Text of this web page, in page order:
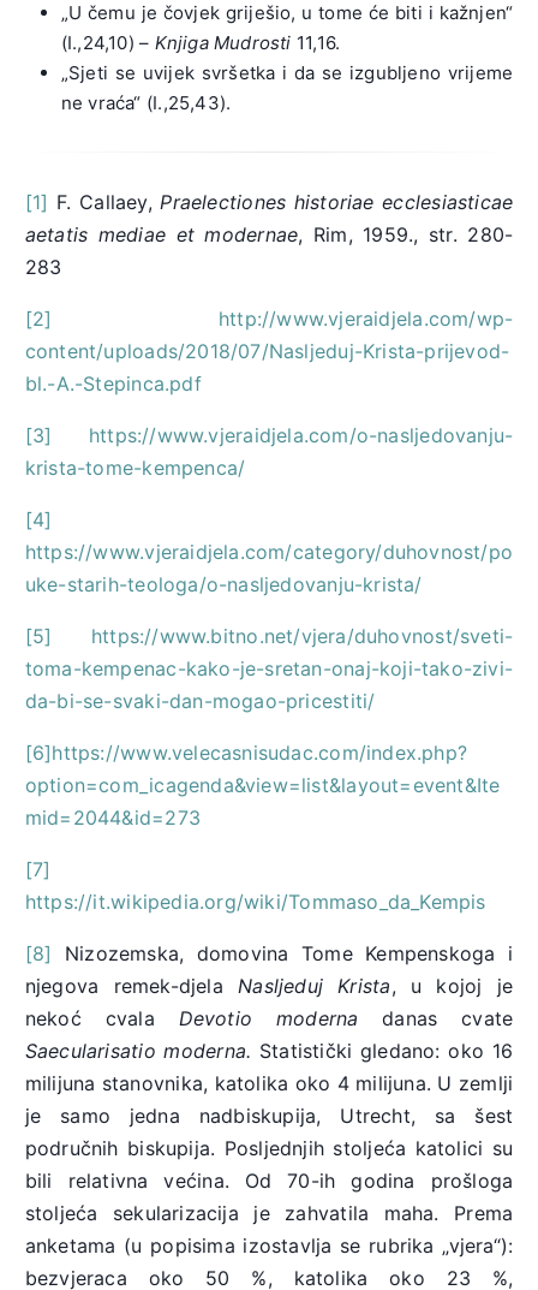
„U čemu je čovjek griješio, u tome će biti i kažnjen“
(I.,24,10) – Knjiga Mudrosti 11,16.
„Sjeti se uvijek svršetka i da se izgubljeno vrijeme
ne vraća“ (I.,25,43).
[1] F. Callaey,Praelectiones historiae ecclesiasticae
aetatis mediae et modernae, Rim, 1959., str. 280-
283
[2]
http://www.vjeraidjela.com/wp-
content/uploads/2018/07/Nasljeduj-Krista-prijevod-
bl.-A.-Stepinca.pdf
[3]
https://www.vjeraidjela.com/o-nasljedovanju-
krista-tome-kempenca/
[4]
https://www.vjeraidjela.com/category/duhovnost/po
uke-starih-teologa/o-nasljedovanju-krista/
[5]
https://www.bitno.net/vjera/duhovnost/sveti-
toma-kempenac-kako-je-sretan-onaj-koji-tako-zivi-
da-bi-se-svaki-dan-mogao-pricestiti/
[6]https://www.velecasnisudac.com/index.php?
option=com_icagenda&view=list&layout=event&Ite
mid=2044&id=273
[7]
https://it.wikipedia.org/wiki/Tommaso_da_Kempis
[8]
Nizozemska, domovina Tome Kempenskoga i
njegova remek-djelaNasljeduj Krista, u kojoj je
nekoć cvala Devotio moderna danas cvate
Saecularisatio moderna. Statistički gledano: oko 16
milijuna stanovnika, katolika oko 4 milijuna. U zemlji
je samo jedna nadbiskupija, Utrecht, sa šest
područnih biskupija. Posljednjih stoljeća katolici su
bili relativna većina. Od 70-ih godina prošloga
stoljeća sekularizacija je zahvatila maha. Prema
anketama (u popisima izostavlja se rubrika „vjera“):
bezvjeraca oko 50 %, katolika oko 23 %,